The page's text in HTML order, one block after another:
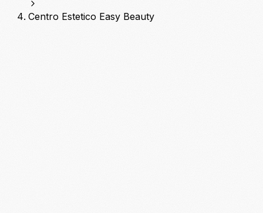
Centro Estetico Easy Beauty